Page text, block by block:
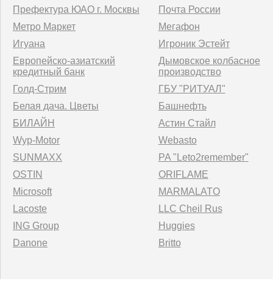
Префектура ЮАО г. Москвы
Почта России
Метро Маркет
Мегафон
Игуана
Игроник Эстейт
Европейско-азиатский
кредитный банк
Дымовское колбасное
производство
Голд-Стрим
ГБУ "РИТУАЛ"
Белая дача. Цветы
Башнефть
БИЛАЙН
Астин Стайл
Wyp-Motor
Webasto
SUNMAXX
PA "Leto2remember"
OSTIN
ORIFLAME
Microsoft
MARMALATO
Lacoste
LLC Cheil Rus
ING Group
Huggies
Danone
Britto